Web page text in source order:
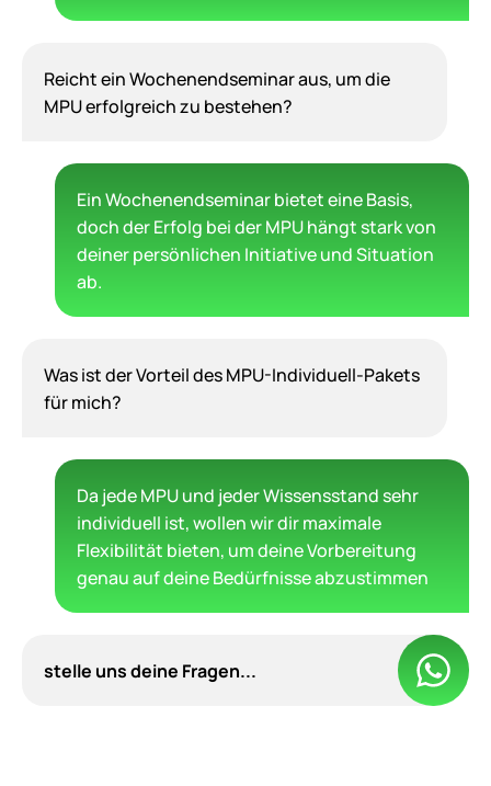
Reicht ein Wochenendseminar aus, um die
MPU erfolgreich zu bestehen?
Ein Wochenendseminar bietet eine Basis,
doch der Erfolg bei der MPU hängt stark von
deiner persönlichen Initiative und Situation
ab.
Was ist der Vorteil des MPU-Individuell-Pakets
für mich?
Da jede MPU und jeder Wissensstand sehr
individuell ist, wollen wir dir maximale
Flexibilität bieten, um deine Vorbereitung
genau auf deine Bedürfnisse abzustimmen
stelle uns deine Fragen...